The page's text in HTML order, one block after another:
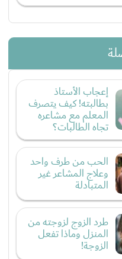
إعجاب الأستاذ
بطالبته! كيف يتصرف
المعلم مع مشاعره
تجاه الطالبات؟
الحب من طرف واحد
وعلاج المشاعر غير
المتبادلة
طرد الزوج لزوجته من
المنزل وماذا تفعل
الزوجة!